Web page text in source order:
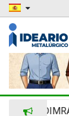
ADIMRA -